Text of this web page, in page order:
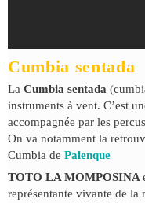
Cumbia sentada
La Cumbia sentada
instruments à vent. C’est
accompagnée par les
On va notamment la
Cumbia de Palenque
TOTO LA MOMPOSINA
représentante vivante de